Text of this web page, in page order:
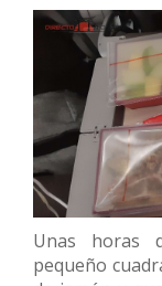
Unas horas
pequeño